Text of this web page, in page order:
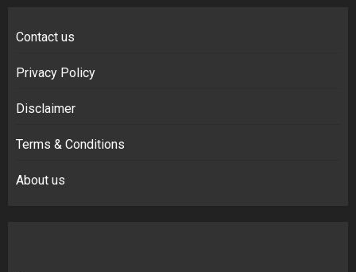
Contact us
Privacy Policy
Disclaimer
Terms & Conditions
About us